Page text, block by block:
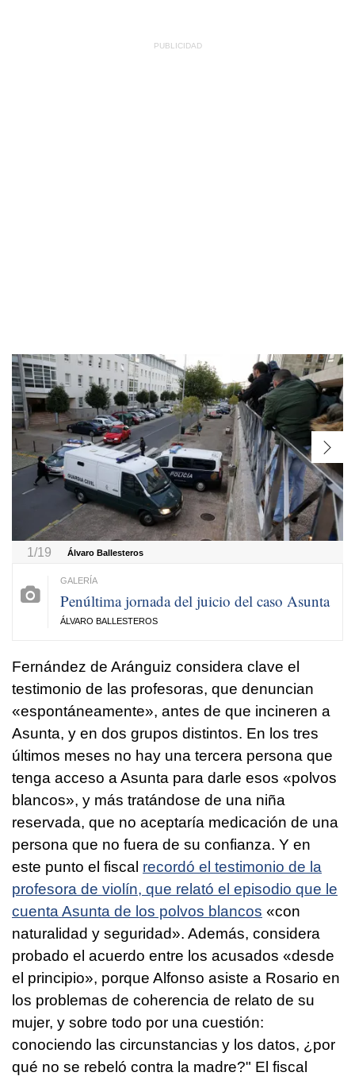
1/19 Álvaro Ballesteros
Penúltima jornada del juicio del caso Asunta
ÁLVARO BALLESTEROS
Fernández de Aránguiz considera clave el
testimonio de las profesoras, que denuncian
«espontáneamente», antes de que incineren a
Asunta, y en dos grupos distintos. En los tres
últimos meses no hay una tercera persona que
tenga acceso a Asunta para darle esos «polvos
blancos», y más tratándose de una niña
reservada, que no aceptaría medicación de una
persona que no fuera de su confianza. Y en
este punto el fiscal recordó el testimonio de la
profesora de violín, que relató el episodio que le
cuenta Asunta de los polvos blancos «con
naturalidad y seguridad». Además, considera
probado el acuerdo entre los acusados «desde
el principio», porque Alfonso asiste a Rosario en
los problemas de coherencia de relato de su
mujer, y sobre todo por una cuestión:
conociendo las circunstancias y los datos, ¿por
qué no se rebeló contra la madre?" El fiscal